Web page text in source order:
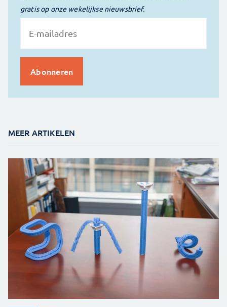
gratis op onze wekelijkse nieuwsbrief.
MEER ARTIKELEN